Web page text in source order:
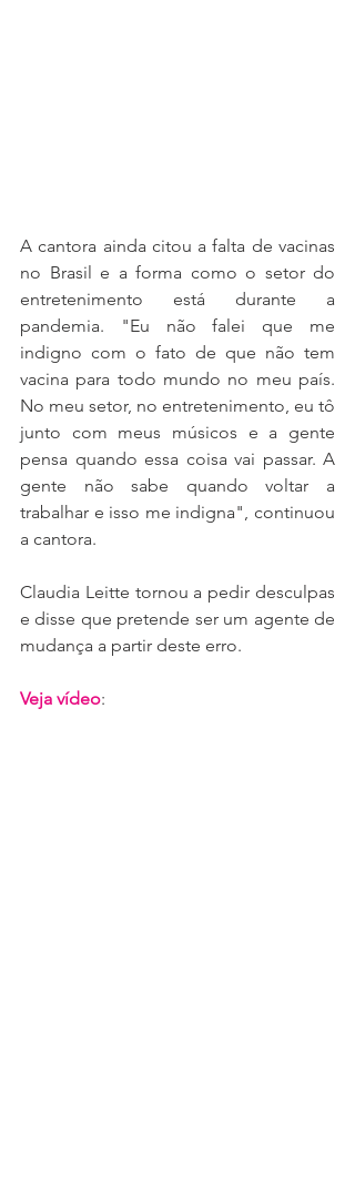
A cantora ainda citou a falta de vacinas
no Brasil e a forma como o setor do
entretenimento está durante a
pandemia. "Eu não falei que me
indigno com o fato de que não tem
vacina para todo mundo no meu país.
No meu setor, no entretenimento, eu tô
junto com meus músicos e a gente
pensa quando essa coisa vai passar. A
gente não sabe quando voltar a
trabalhar e isso me indigna", continuou
a cantora.
Claudia Leitte tornou a pedir desculpas
e disse que pretende ser um agente de
mudança a partir deste erro.
Veja vídeo: